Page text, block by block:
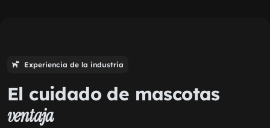
Experiencia de la industria
El cuidado de mascotas
ventaja